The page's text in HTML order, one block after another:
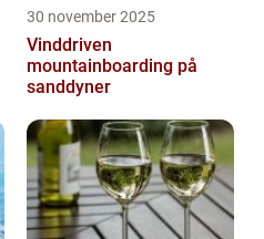
30 november 2025
Vinddriven
mountainboarding på
sanddyner